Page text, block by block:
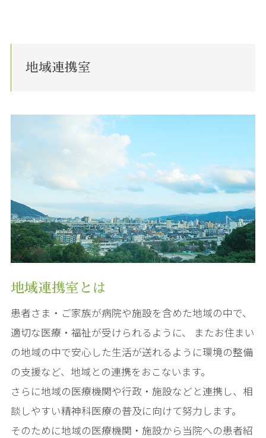
地域連携室
地域連携室とは
患者さま・ご家族が病院や施設を含めた地域の中で、
適切な医療・福祉が受けられるように、 またお住まい
の地域の中で安心した生活が送れるように環境の整備
の支援など、地域との連携をおこないます。
さらに地域の医療機関や行政・施設などと連携し、相
談しやすい精神科医療の普及に向けて努力します。
そのために地域の医療機関・施設から当院への患者紹